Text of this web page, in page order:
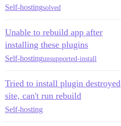
Self-hostingsolved
Unable to rebuild app after
installing these plugins
Self-hostingunsupported-install
Tried to install plugin destroyed
site, can't run rebuild
Self-hosting